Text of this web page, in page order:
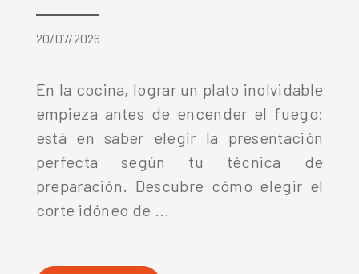
20/07/2026
En la cocina, lograr un plato inolvidable
empieza antes de encender el fuego:
está en saber elegir la presentación
perfecta según tu técnica de
preparación. Descubre cómo elegir el
corte idóneo de ...